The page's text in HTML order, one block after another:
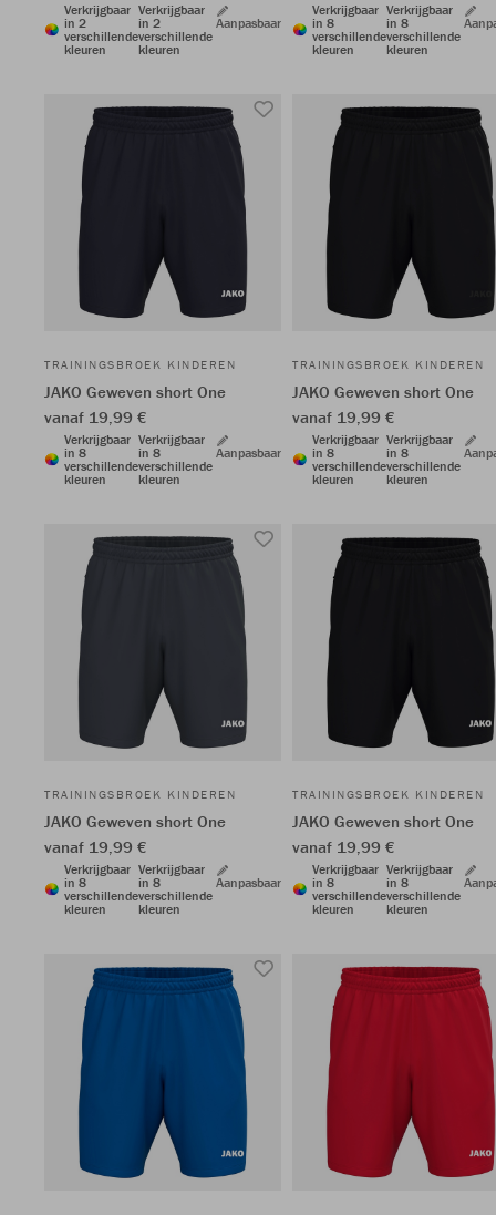
Verkrijgbaar
in 2
verschillende
kleuren
Verkrijgbaar
in 2
verschillende
kleuren
Aanpasbaar
Verkrijgbaar
in 8
verschillende
kleuren
Verkrijgbaar
in 8
verschillende
kleuren
TRAININGSBROEK KINDEREN
JAKO Geweven short One
vanaf 19,99 €
Verkrijgbaar
in 8
verschillende
kleuren
Verkrijgbaar
in 8
verschillende
kleuren
Aanpasbaar
TRAININGSBROEK KINDEREN
JAKO Geweven short One
vanaf 19,99 €
Verkrijgbaar
in 8
verschillende
kleuren
Verkrijgbaar
in 8
verschillende
kleuren
TRAININGSBROEK KINDEREN
JAKO Geweven short One
vanaf 19,99 €
Verkrijgbaar
in 8
verschillende
kleuren
Verkrijgbaar
in 8
verschillende
kleuren
Aanpasbaar
TRAININGSBROEK KINDEREN
JAKO Geweven short One
vanaf 19,99 €
Verkrijgbaar
in 8
verschillende
kleuren
Verkrijgbaar
in 8
verschillende
kleuren